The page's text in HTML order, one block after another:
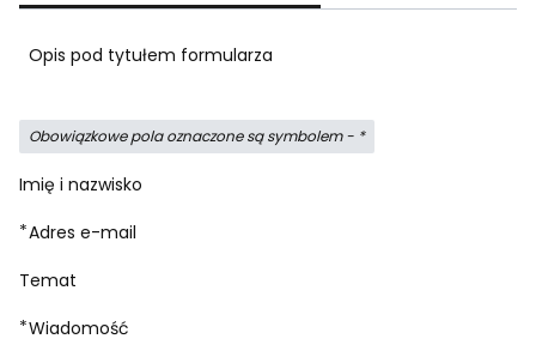
Opis pod tytułem formularza
Obowiązkowe pola oznaczone są symbolem - *
Imię i nazwisko
*Adres e-mail
Temat
*Wiadomość